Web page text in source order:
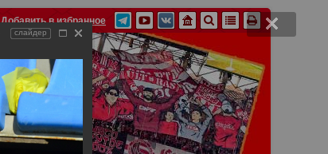
Добавить в избранное
слайдер